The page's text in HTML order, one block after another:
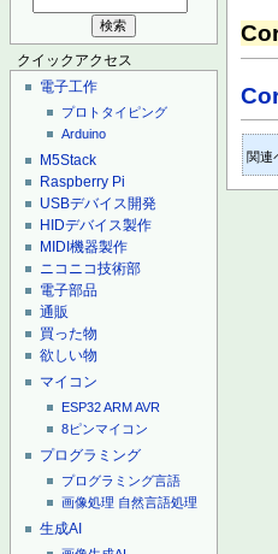
クイックアクセス
電子工作
プロトタイピング
Arduino
M5Stack
Raspberry Pi
USBデバイス開発
HIDデバイス製作
MIDI機器製作
ニコニコ技術部
電子部品
通販
買った物
欲しい物
マイコン
ESP32ARMAVR
8ピンマイコン
プログラミング
プログラミング言語
画像処理 自然言語処理
生成AI
関連